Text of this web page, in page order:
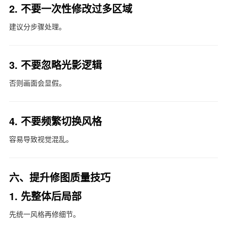
2. 不要一次性修改过多区域
建议分步骤处理。
3. 不要忽略光影逻辑
否则画面会显假。
4. 不要频繁切换风格
容易导致视觉混乱。
六、提升修图质量技巧
1. 先整体后局部
先统一风格再修细节。